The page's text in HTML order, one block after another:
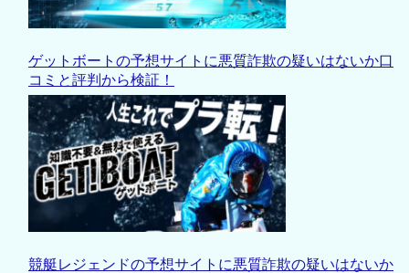
ゲットボートの予想サイトに悪質詐欺の疑いはないか口
コミと評判から検証！
競艇レジェンドの予想サイトに悪質詐欺の疑いはないか